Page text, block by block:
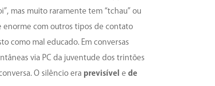
mas muito raramente tem “tchau” ou
enorme com outros tipos de contato
como mal educado. Em conversas
via PC da juventude dos trintões
O silêncio era previsível ede